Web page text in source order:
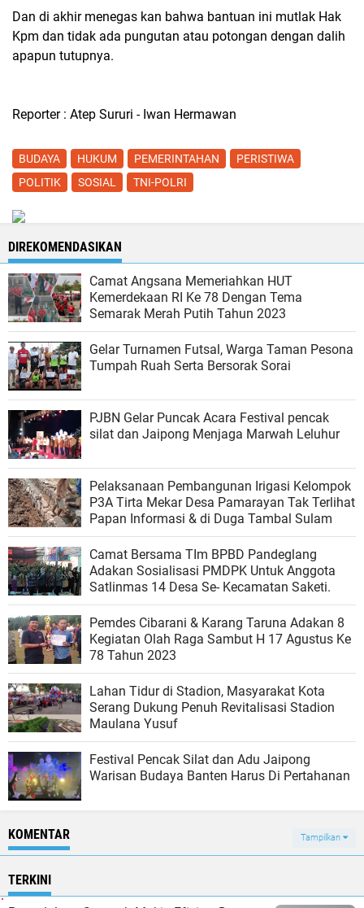
Dan di akhir menegas kan bahwa bantuan ini mutlak Hak
Kpm dan tidak ada pungutan atau potongan dengan dalih
apapun tutupnya.
Reporter : Atep Sururi - Iwan Hermawan
BUDAYA HUKUM PEMERINTAHAN
PERISTIWA
POLITIK
SOSIAL TNI-POLRI
DIREKOMENDASIKAN
Camat Angsana Memeriahkan HUT
Kemerdekaan RI Ke 78 Dengan Tema
Semarak Merah Putih Tahun 2023
Gelar Turnamen Futsal, Warga Taman Pesona
Tumpah Ruah Serta Bersorak Sorai
PJBN Gelar Puncak Acara Festival pencak
silat dan Jaipong Menjaga Marwah Leluhur
Pelaksanaan Pembangunan Irigasi Kelompok
P3A Tirta Mekar Desa Pamarayan Tak Terlihat
Papan Informasi & di Duga Tambal Sulam
Camat Bersama TIm BPBD Pandeglang
Adakan Sosialisasi PMDPK Untuk Anggota
Satlinmas 14 Desa Se- Kecamatan Saketi.
Pemdes Cibarani & Karang Taruna Adakan 8
Kegiatan Olah Raga Sambut H 17 Agustus Ke
78 Tahun 2023
Lahan Tidur di Stadion, Masyarakat Kota
Serang Dukung Penuh Revitalisasi Stadion
Maulana Yusuf
Festival Pencak Silat dan Adu Jaipong
Warisan Budaya Banten Harus Di Pertahanan
KOMENTAR Tampilkan
TERKINI